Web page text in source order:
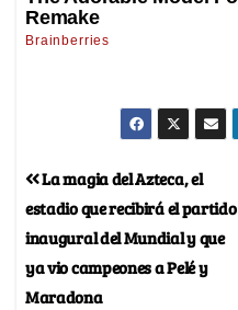
La magia del Azteca, el
estadio que recibirá el partido
inaugural del Mundial y que
ya vio campeones a Pelé y
Maradona